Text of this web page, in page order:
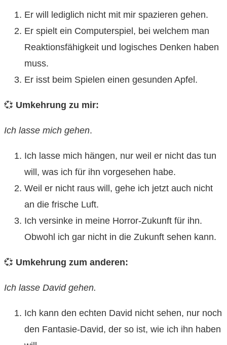
Er will lediglich nicht mit mir spazieren gehen.
Er spielt ein Computerspiel, bei welchem man
Reaktionsfähigkeit und logisches Denken haben
muss.
Er isst beim Spielen einen gesunden Apfel.
💞 Umkehrung zu mir:
Ich lasse mich gehen.
Ich lasse mich hängen, nur weil er nicht das tun
will, was ich für ihn vorgesehen habe.
Weil er nicht raus will, gehe ich jetzt auch nicht
an die frische Luft.
Ich versinke in meine Horror-Zukunft für ihn.
Obwohl ich gar nicht in die Zukunft sehen kann.
💞 Umkehrung zum anderen:
Ich lasse David gehen.
Ich kann den echten David nicht sehen, nur noch
den Fantasie-David, der so ist, wie ich ihn haben